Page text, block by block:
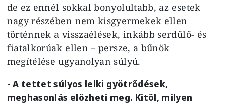
de ez ennél sokkal bonyolultabb, az esetek
nagy részében nem kisgyermekek ellen
történnek a visszaélések, inkább serdülő- és
fiatalkorúak ellen – persze, a bűnök
megítélése ugyanolyan súlyú.
- A tettet súlyos lelki gyötrődések,
meghasonlás előzheti meg. Kitől, milyen